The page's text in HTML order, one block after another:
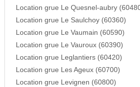
Location grue Le Quesnel-aubry
Location grue Le Saulchoy (60360)
Location grue Le Vaumain (60590)
Location grue Le Vauroux (60390)
Location grue Leglantiers (60420)
Location grue Les Ageux (60700)
Location grue Levignen (60800)